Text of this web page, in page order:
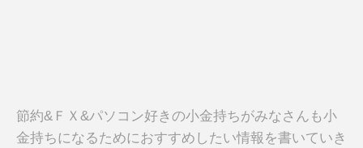
節約&ＦＸ&パソコン好きの小金持ちがみなさんも小
金持ちになるためにおすすめしたい情報を書いていき